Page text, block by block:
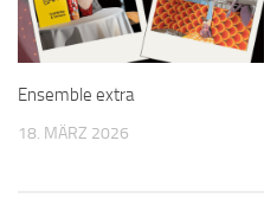
Ensemble extra
18. MÄRZ 2026